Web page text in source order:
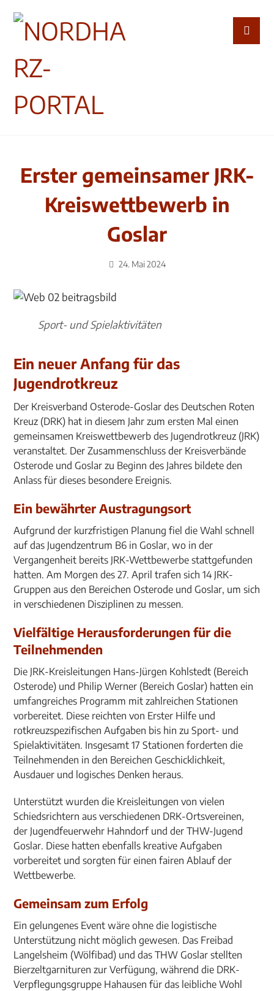
Erster gemeinsamer JRK-
Kreiswettbewerb in
Goslar
24. Mai 2024
Sport- und Spielaktivitäten
Ein neuer Anfang für das
Jugendrotkreuz
Der Kreisverband Osterode-Goslar des Deutschen Roten
Kreuz (DRK) hat in diesem Jahr zum ersten Mal einen
gemeinsamen Kreiswettbewerb des Jugendrotkreuz (JRK)
veranstaltet. Der Zusammenschluss der Kreisverbände
Osterode und Goslar zu Beginn des Jahres bildete den
Anlass für dieses besondere Ereignis.
Ein bewährter Austragungsort
Aufgrund der kurzfristigen Planung fiel die Wahl schnell
auf das Jugendzentrum B6 in Goslar, wo in der
Vergangenheit bereits JRK-Wettbewerbe stattgefunden
hatten. Am Morgen des 27. April trafen sich 14 JRK-
Gruppen aus den Bereichen Osterode und Goslar, um sich
in verschiedenen Disziplinen zu messen.
Vielfältige Herausforderungen für die
Teilnehmenden
Die JRK-Kreisleitungen Hans-Jürgen Kohlstedt (Bereich
Osterode) und Philip Werner (Bereich Goslar) hatten ein
umfangreiches Programm mit zahlreichen Stationen
vorbereitet. Diese reichten von Erster Hilfe und
rotkreuzspezifischen Aufgaben bis hin zu Sport- und
Spielaktivitäten. Insgesamt 17 Stationen forderten die
Teilnehmenden in den Bereichen Geschicklichkeit,
Ausdauer und logisches Denken heraus.
Unterstützt wurden die Kreisleitungen von vielen
Schiedsrichtern aus verschiedenen DRK-Ortsvereinen,
der Jugendfeuerwehr Hahndorf und der THW-Jugend
Goslar. Diese hatten ebenfalls kreative Aufgaben
vorbereitet und sorgten für einen fairen Ablauf der
Wettbewerbe.
Gemeinsam zum Erfolg
Ein gelungenes Event wäre ohne die logistische
Unterstützung nicht möglich gewesen. Das Freibad
Langelsheim (Wölfibad) und das THW Goslar stellten
Bierzeltgarnituren zur Verfügung, während die DRK-
Verpflegungsgruppe Hahausen für das leibliche Wohl